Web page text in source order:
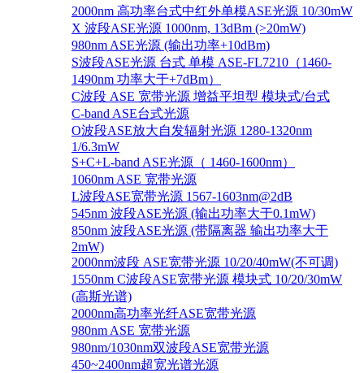
2000nm 高功率台式中红外单模ASE光源 10/30mW
X 波段ASE光源 1000nm, 13dBm (>20mW)
980nm ASE光源 (输出功率+10dBm)
S波段ASE光源 台式 单模 ASE-FL7210（1460-
1490nm 功率大于+7dBm）
C波段 ASE 宽带光源 增益平坦型 模块式/台式
C-band ASE台式光源
O波段ASE放大自发辐射光源 1280-1320nm
1/6.3mW
S+C+L-band ASE光源（ 1460-1600nm）
1060nm ASE 宽带光源
L波段ASE宽带光源 1567-1603nm@2dB
545nm 波段ASE光源 (输出功率大于0.1mW)
850nm 波段ASE光源 (带隔离器 输出功率大于
2mW)
2000nm波段 ASE宽带光源 10/20/40mW(不可调)
1550nm C波段ASE宽带光源 模块式 10/20/30mW
(高斯光谱)
2000nm高功率光纤ASE宽带光源
980nm ASE 宽带光源
980nm/1030nm双波段ASE宽带光源
450~2400nm超宽光谱光源